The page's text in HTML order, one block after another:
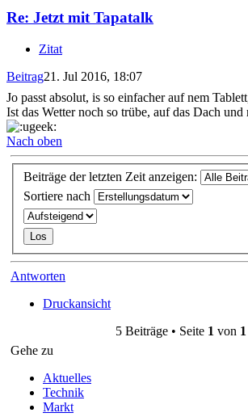
Re: Jetzt mit Tapatalk
Zitat
Beitrag21. Jul 2016, 18:07
Jo passt absolut, is so einfacher auf nem
Ist das Wetter noch so trübe, auf das Dach und
Nach oben
Beiträge der letzten Zeit anzeigen:
Sortiere nach
Antworten
Druckansicht
5 Beiträge • Seite 1 von 1
Gehe zu
Aktuelles
Technik
Markt